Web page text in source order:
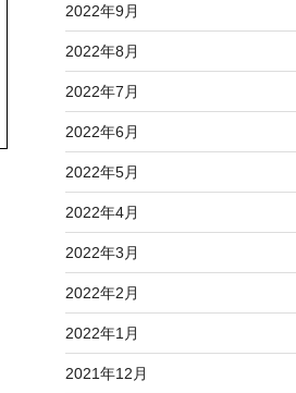
2022年9月
2022年8月
2022年7月
2022年6月
2022年5月
2022年4月
2022年3月
2022年2月
2022年1月
2021年12月